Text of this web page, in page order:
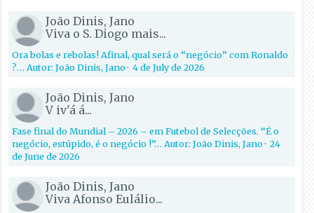
João Dinis, Jano
Viva o S. Diogo mais...
Ora bolas e rebolas! Afinal, qual será o “negócio” com Ronaldo
?… Autor: João Dinis, Jano·4 de July de 2026
João Dinis, Jano
V iv'á á...
Fase final do Mundial – 2026 – em Futebol de Selecções. “É o
negócio, estúpido, é o negócio !”… Autor: João Dinis, Jano·24
de June de 2026
João Dinis, Jano
Viva Afonso Eulálio...